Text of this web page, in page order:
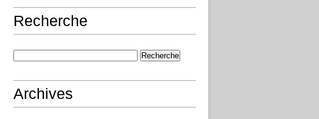
Recherche
Archives